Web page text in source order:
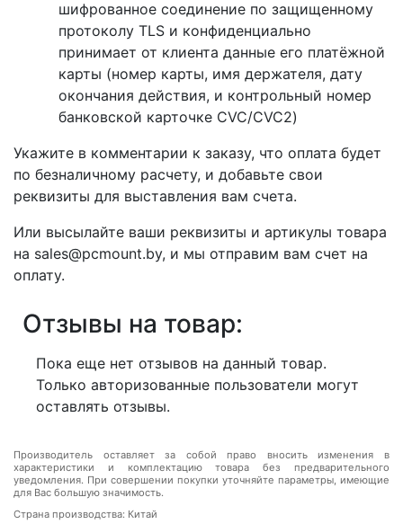
шифрованное соединение по защищенному
протоколу TLS и конфиденциально
принимает от клиента данные его платёжной
карты (номер карты, имя держателя, дату
окончания действия, и контрольный номер
банковской карточке CVC/CVC2)
Укажите в комментарии к заказу, что оплата будет
по безналичному расчету, и добавьте свои
реквизиты для выставления вам счета.
Или высылайте ваши реквизиты и артикулы товара
на sales@pcmount.by, и мы отправим вам счет на
оплату.
Отзывы на товар:
Пока еще нет отзывов на данный товар.
Только авторизованные пользователи могут
оставлять отзывы.
Производитель оставляет за собой право вносить изменения в
характеристики и комплектацию товара без предварительного
уведомления. При совершении покупки уточняйте параметры, имеющие
для Вас большую значимость.
Страна производства: Китай